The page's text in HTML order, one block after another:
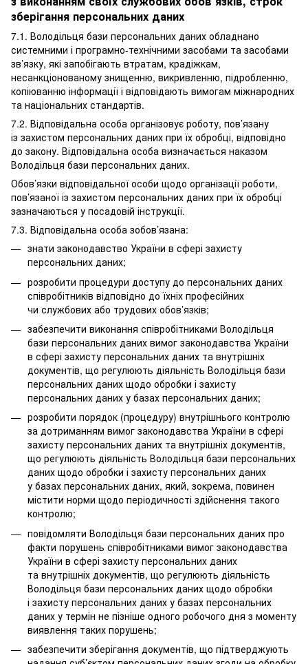
зберігання персональних даних
7.1. Володільця бази персональних даних обладнано
системними і програмно-технічними засобами та засобами
зв’язку, які запобігають втратам, крадіжкам,
несанкціонованому знищенню, викривленню, підробленню,
копіюванню інформації і відповідають вимогам міжнародних
та національних стандартів.
7.2. Відповідальна особа організовує роботу, пов’язану
із захистом персональних даних при їх обробці, відповідно
до закону. Відповідальна особа визначається наказом
Володільця бази персональних даних.
Обов’язки відповідальної особи щодо організації роботи,
пов’язаної із захистом персональних даних при їх обробці
зазначаються у посадовій інструкції.
7.3. Відповідальна особа зобов’язана:
знати законодавство України в сфері захисту
персональних даних;
розробити процедури доступу до персональних даних
співробітників відповідно до їхніх професійних
чи службових або трудових обов’язків;
забезпечити виконання співробітниками Володільця
бази персональних даних вимог законодавства України
в сфері захисту персональних даних та внутрішніх
документів, що регулюють діяльність Володільця бази
персональних даних щодо обробки і захисту
персональних даних у базах персональних даних;
розробити порядок (процедуру) внутрішнього контролю
за дотриманням вимог законодавства України в сфері
захисту персональних даних та внутрішніх документів,
що регулюють діяльність Володільця бази персональних
даних щодо обробки і захисту персональних даних
у базах персональних даних, який, зокрема, повинен
містити норми щодо періодичності здійснення такого
контролю;
повідомляти Володільця бази персональних даних про
факти порушень співробітниками вимог законодавства
України в сфері захисту персональних даних
та внутрішніх документів, що регулюють діяльність
Володільця бази персональних даних щодо обробки
і захисту персональних даних у базах персональних
даних у термін не пізніше одного робочого дня з моменту
виявлення таких порушень;
забезпечити зберігання документів, що підтверджують